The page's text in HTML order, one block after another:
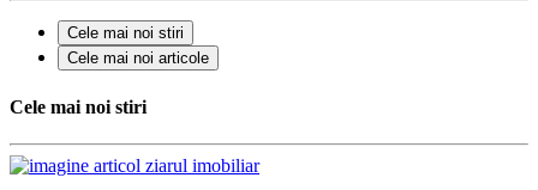
Cele mai noi stiri
Cele mai noi articole
Cele mai noi stiri